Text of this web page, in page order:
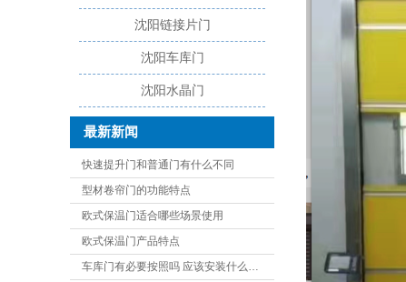
沈阳链接片门
沈阳车库门
沈阳水晶门
最新新闻
快速提升门和普通门有什么不同
型材卷帘门的功能特点
欧式保温门适合哪些场景使用
欧式保温门产品特点
车库门有必要按照吗 应该安装什么…